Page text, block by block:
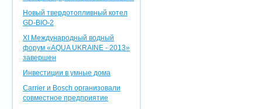
Новый твердотопливный котел
GD-BIO-2
XI Международный водный
форум «AQUA UKRAINE - 2013»
завершен
Инвестиции в умные дома
Carrier и Bosch организовали
совместное предприятие